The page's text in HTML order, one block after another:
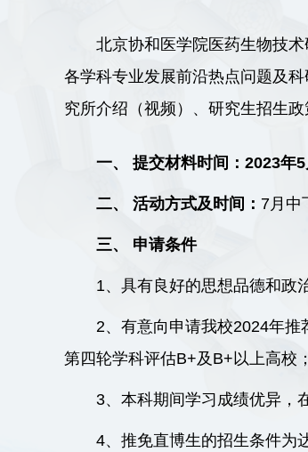
北京协和医学院医药生物技
各学科专业发展前沿热点问题及
究所介绍（视频）、研究生招生政
一、 提交材料时间：2023年
二、 活动方式及时间： 7月中
三、 申请条件
1、具有良好的思想品德和政
2、有意向申请我校2024年
第四轮学科评估B+及B+以上高校；
3、本科期间学习成绩优异，
4、推免直博生的招生条件为